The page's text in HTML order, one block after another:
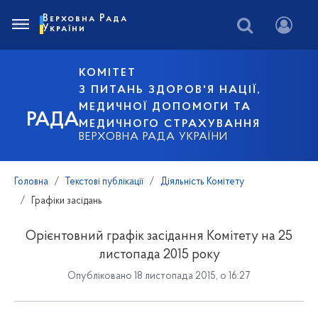
РАДА
КОМІТЕТ
З ПИТАНЬ ЗДОРОВ'Я НАЦІЇ,
МЕДИЧНОЇ ДОПОМОГИ ТА
МЕДИЧНОГО СТРАХУВАННЯ
ВЕРХОВНА РАДА УКРАЇНИ
Верховна Рада
України
Головна Текстові публікації
Діяльність Комітету
Графіки засідань
Орієнтовний графік засідання Комітету на 25
листопада 2015 року
Опубліковано 18 листопада 2015, о 16:27